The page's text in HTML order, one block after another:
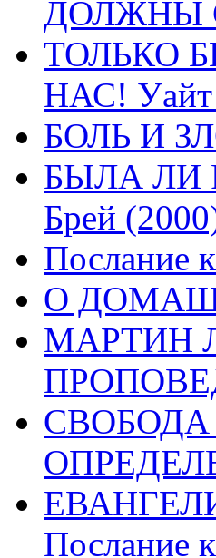
ДОЛЖНЫ
ТОЛЬКО
НАС! Уайт
БОЛЬ И
БЫЛА ЛИ
Брей
Послание
О
МАРТИН
СВОБОДА
Послание